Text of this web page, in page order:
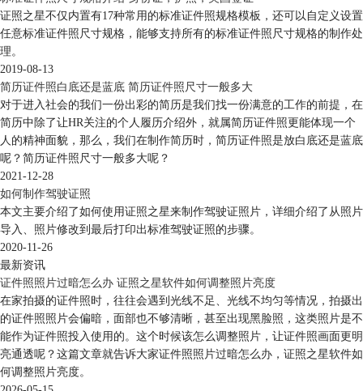
证照之星不仅内置有17种常用的标准证件照规格模板，还可以自定义设置
任意标准证件照尺寸规格，能够支持所有的标准证件照尺寸规格的制作处
理。
2019-08-13
简历证件照白底还是蓝底 简历证件照尺寸一般多大
对于进入社会的我们一份出彩的简历是我们找一份满意的工作的前提，在
简历中除了让HR关注的个人履历介绍外，就属简历证件照更能体现一个
人的精神面貌，那么，我们在制作简历时，简历证件照是放白底还是蓝底
呢？简历证件照尺寸一般多大呢？
2021-12-28
如何制作驾驶证照
本文主要介绍了如何使用证照之星来制作驾驶证照片，详细介绍了从照片
导入、照片修改到最后打印出标准驾驶证照的步骤。
2020-11-26
最新资讯
证件照照片过暗怎么办 证照之星软件如何调整照片亮度
在家拍摄的证件照时，往往会遇到光线不足、光线不均匀等情况，拍摄出
的证件照照片会偏暗，面部也不够清晰，甚至出现黑脸照，这类照片是不
能作为证件照投入使用的。这个时候该怎么调整照片，让证件照画面更明
亮通透呢？这篇文章就告诉大家证件照照片过暗怎么办，证照之星软件如
何调整照片亮度。